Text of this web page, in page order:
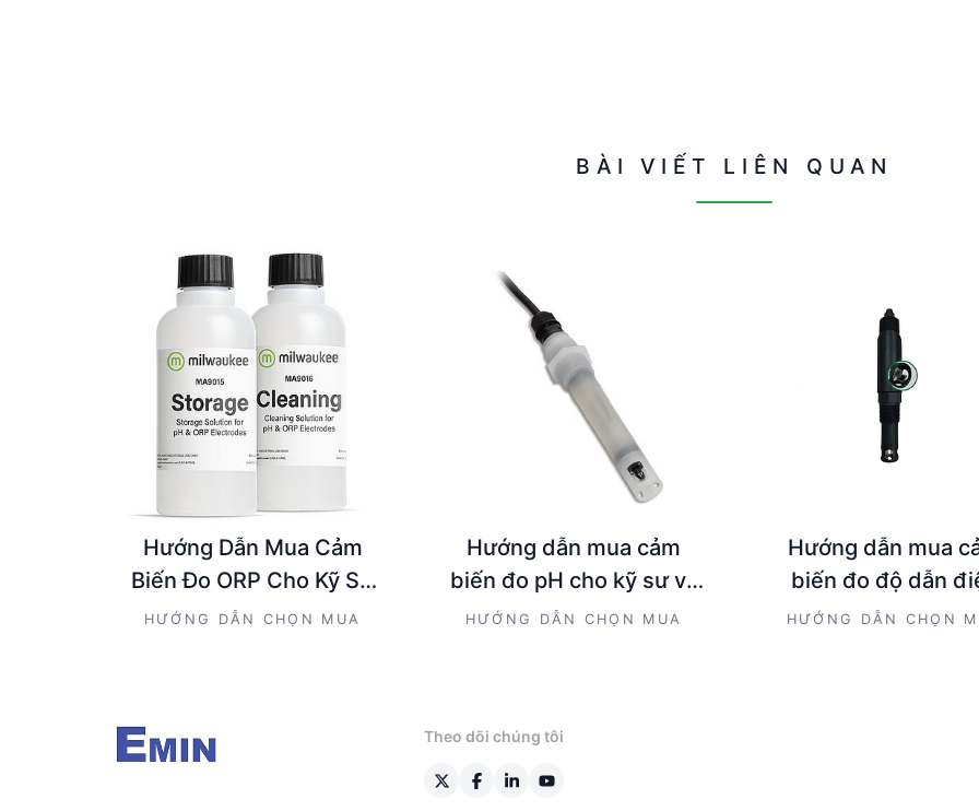
BÀI VIẾT LIÊN QUAN
Hướng Dẫn Mua Cảm
Biến Đo ORP Cho Kỹ Sư
Và Người Mua Kỹ Thuật
HƯỚNG DẪN CHỌN MUA
Hướng dẫn mua cảm
biến đo pH cho kỹ sư và
nhà quản lý kỹ thuật
HƯỚNG DẪN CHỌN MUA
Hướng dẫn mua
biến đo độ dẫn
EC/TDS cho kỹ sư
HƯỚNG DẪN CHỌN
Theo dõi chúng tôi